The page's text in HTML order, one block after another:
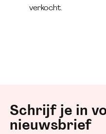
verkocht.
Schrijf je in
nieuwsbrief